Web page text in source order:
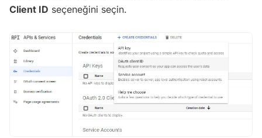
Client ID seçeneğini seçin.